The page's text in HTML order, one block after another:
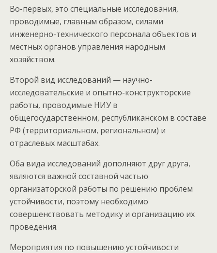
Во-первых, это специальные исследования,
проводимые, главным образом, силами
инженерно-технического персонала объектов и
местных органов управления народным
хозяйством.
Второй вид исследований — научно-
исследовательские и опытно-конструкторские
работы, проводимые НИУ в
общегосударственном, республиканском в составе
РФ (территориальном, региональном) и
отраслевых масштабах.
Оба вида исследований дополняют друг друга,
являются важной составной частью
организаторской работы по решению проблем
устойчивости, поэтому необходимо
совершенствовать методику и организацию их
проведения.
Мероприятия по повышению устойчивости